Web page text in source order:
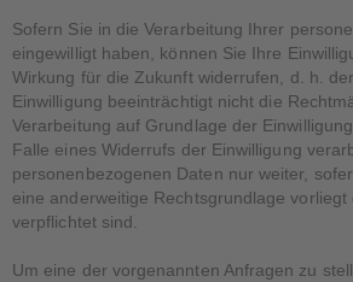
Sofern Sie in die Verarbeitung Ihrer
eingewilligt haben, können Sie Ihre
Wirkung für die Zukunft widerrufen, d. h.
Einwilligung beeinträchtigt nicht die
Verarbeitung auf Grundlage der
Falle eines Widerrufs der Einwilligung
personenbezogenen Daten nur weiter,
eine anderweitige Rechtsgrundlage
verpflichtet sind.
Um eine der vorgenannten Anfragen zu